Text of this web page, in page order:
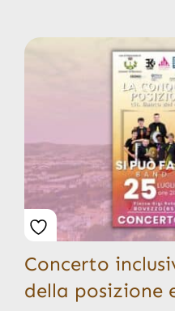
Concerto
della posizione